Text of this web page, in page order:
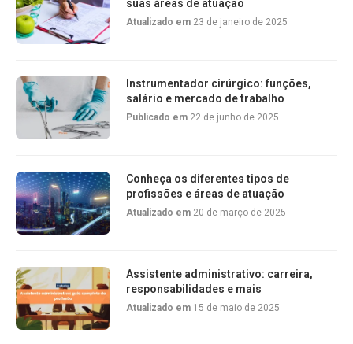
suas áreas de atuação
Atualizado em 23 de janeiro de 2025
Instrumentador cirúrgico: funções,
salário e mercado de trabalho
Publicado em 22 de junho de 2025
Conheça os diferentes tipos de
profissões e áreas de atuação
Atualizado em 20 de março de 2025
Assistente administrativo: carreira,
responsabilidades e mais
Atualizado em 15 de maio de 2025